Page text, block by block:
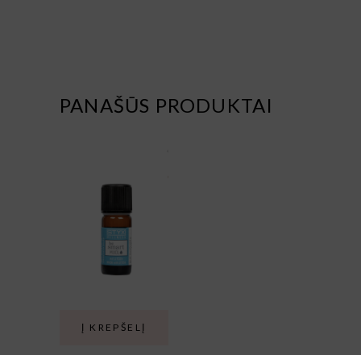
PANAŠŪS PRODUKTAI
Į KREPŠELĮ